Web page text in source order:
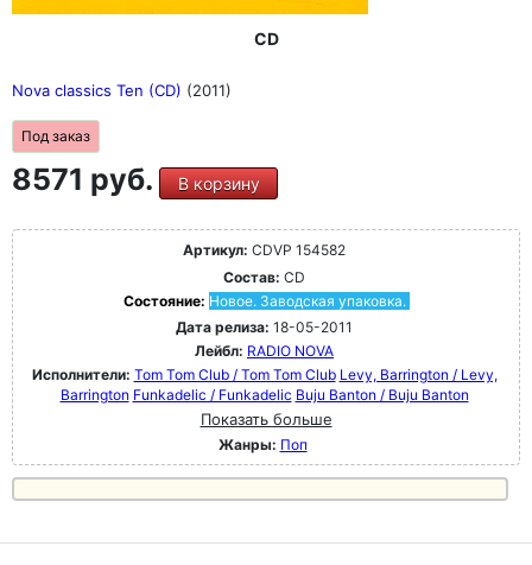
CD
Nova classics Ten (CD) (2011)
Под заказ
8571 руб. В корзину
Артикул: CDVP 154582
Состав: CD
Состояние: Новое. Заводская упаковка.
Дата релиза: 18-05-2011
Лейбл: RADIO NOVA
Исполнители: Tom Tom Club / Tom Tom Club Levy, Barrington / Levy,
Barrington Funkadelic / Funkadelic Buju Banton / Buju Banton
Показать больше
Жанры: Поп